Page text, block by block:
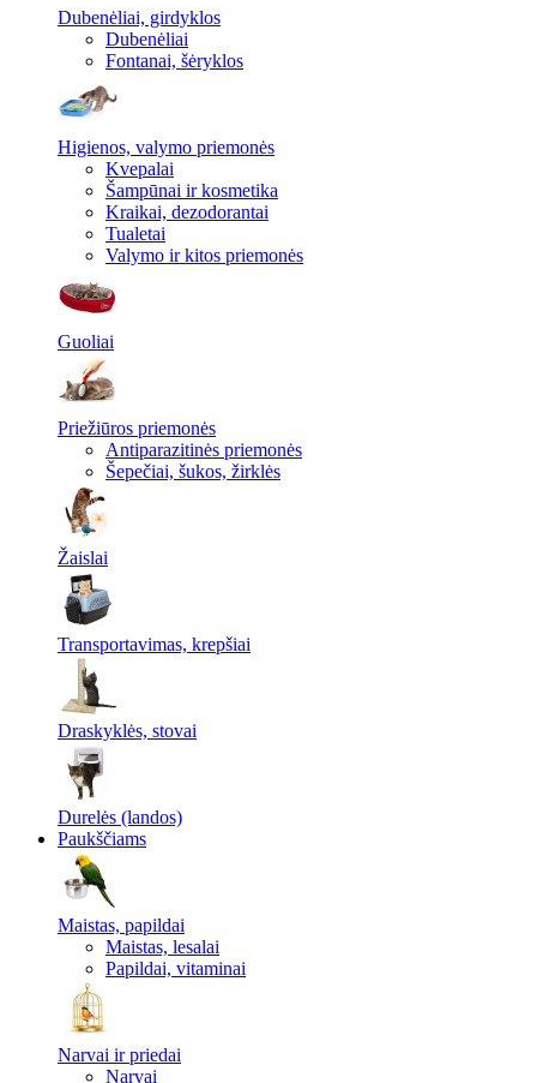
Dubenėliai, girdyklos
Dubenėliai
Fontanai, šėryklos
Higienos, valymo priemonės
Kvepalai
Šampūnai ir kosmetika
Kraikai, dezodorantai
Tualetai
Valymo ir kitos priemonės
Guoliai
Priežiūros priemonės
Antiparazitinės priemonės
Šepečiai, šukos, žirklės
Žaislai
Transportavimas, krepšiai
Draskyklės, stovai
Durelės (landos)
Paukščiams
Maistas, papildai
Maistas, lesalai
Papildai, vitaminai
Narvai ir priedai
Narvai